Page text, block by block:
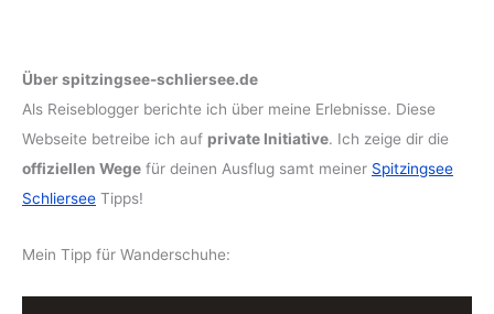
Über spitzingsee-schliersee.de
Als Reiseblogger berichte ich über meine Erlebnisse. Diese
Webseite betreibe ich auf private Initiative. Ich zeige dir die
offiziellen Wege für deinen Ausflug samt meiner Spitzingsee
Schliersee Tipps!
Mein Tipp für Wanderschuhe: